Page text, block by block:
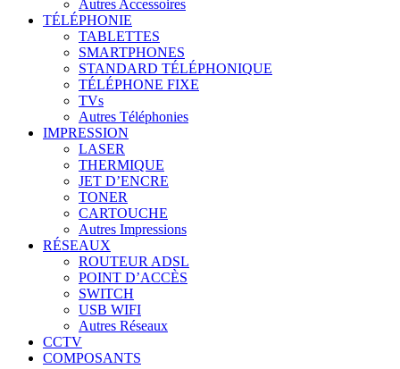
Autres Accessoires
TÉLÉPHONIE
TABLETTES
SMARTPHONES
STANDARD TÉLÉPHONIQUE
TÉLÉPHONE FIXE
TVs
Autres Téléphonies
IMPRESSION
LASER
THERMIQUE
JET D’ENCRE
TONER
CARTOUCHE
Autres Impressions
RÉSEAUX
ROUTEUR ADSL
POINT D’ACCÈS
SWITCH
USB WIFI
Autres Réseaux
CCTV
COMPOSANTS